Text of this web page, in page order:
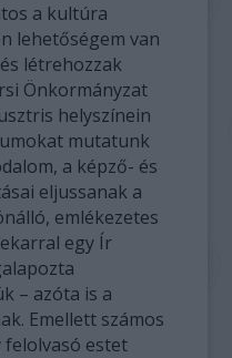
a kultúra
lehetőségem van
létrehozzak
Önkormányzat
helyszínein
mutatunk
a képző- és
eljussanak a
emlékezetes
egy Ír
– azóta is a
Emellett számos
felolvasó estet